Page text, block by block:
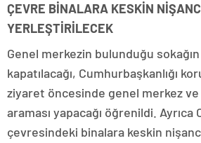
ÇEVRE BİNALARA KESKİN
YERLEŞTİRİLECEK
Genel merkezin bulunduğu sokağın
kapatılacağı, Cumhurbaşkanlığı
ziyaret öncesinde genel merkez
araması yapacağı öğrenildi. Ayrıca
çevresindeki binalara keskin